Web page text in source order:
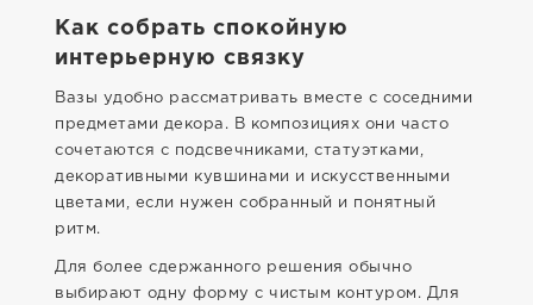
Как собрать спокойную
интерьерную связку
Вазы удобно рассматривать вместе с соседними
предметами декора. В композициях они часто
сочетаются с подсвечниками, статуэтками,
декоративными кувшинами и искусственными
цветами, если нужен собранный и понятный
ритм.
Для более сдержанного решения обычно
выбирают одну форму с чистым контуром. Для